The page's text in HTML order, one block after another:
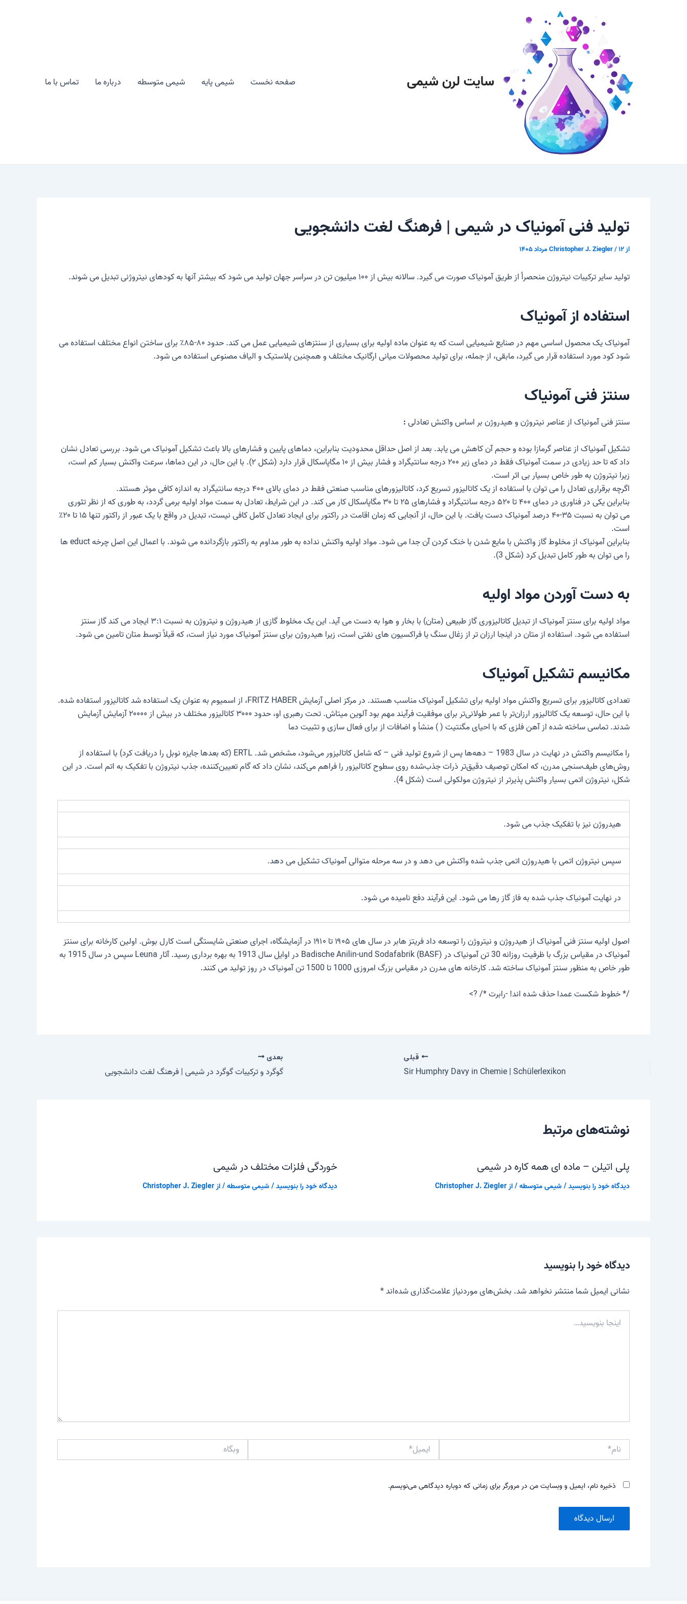
سایت لرن شیمی صفحه نخست شیمی پایه شیمی متوسطه درباره ما تماس با ما
تولید فنی آمونیاک در شیمی | فرهنگ لغت دانشجویی
از Christopher J. Ziegler/۱۲ مرداد ۱۴۰۵
تولید سایر ترکیبات نیتروژن منحصراً از طریق آمونیاک صورت می گیرد. سالانه بیش از ۱۰۰ میلیون تن در سراسر جهان تولید می شود که بیشتر آنها به کودهای نیتروژنی تبدیل می شوند.
استفاده از آمونیاک
آمونیاک
یک محصول اساسی مهم در صنایع شیمیایی است که به عنوان ماده اولیه برای بسیاری از سنتزهای شیمیایی عمل می کند. حدود ۸۰-۸۵٪ برای ساختن انواع مختلف استفاده می
شودکودمورد استفاده قرار می گیرد، مابقی، از جمله، برای تولید محصولات میانی ارگانیک مختلف و همچنین پلاستیک و الیاف مصنوعی استفاده می شود.
سنتز فنی آمونیاک
سنتز فنی آمونیاک از عناصر نیتروژن و هیدروژن بر اساسواکنش تعادلی:
تشکیل آمونیاک از عناصر گرمازا بوده و حجم آن کاهش می یابد. بعد از اصل حداقل محدودیتبنابراین، دماهای پایین و فشارهای بالا باعث تشکیل آمونیاک می شود. بررسی تعادل نشان
داد که تا حد زیادی در سمت آمونیاک فقط در دمای زیر ۲۰۰ درجه سانتیگراد و فشار بیش از ۱۰ مگاپاسکال قرار دارد (شکل ۲). با این حال، در این دماها، سرعت واکنش بسیار کم است،
زیرا نیتروژن به طور خاص بسیار بی اثر است.
اگرچه برقراری تعادل را می توان با استفاده از یک کاتالیزور تسریع کرد، کاتالیزورهای مناسب صنعتی فقط در دمای بالای ۴۰۰ درجه سانتیگراد به اندازه کافی موثر هستند.
بنابراین یکی در فناوری در دمای ۴۰۰ تا ۵۲۰ درجه سانتیگراد و فشارهای ۲۵ تا ۳۰ مگاپاسکال کار می کند. در این شرایط، تعادل به سمت مواد اولیه برمی گردد، به طوری که از نظر تئوری
می توان به نسبت ۳۵-۴۰ درصد آمونیاک دست یافت. با این حال، از آنجایی که زمان اقامت در راکتور برای ایجاد تعادل کامل کافی نیست، تبدیل در واقع با یک عبور از راکتور تنها ۱۵ تا ۲۰٪
است.
بنابراین آمونیاک از مخلوط گاز واکنش با مایع شدن با خنک کردن آن جدا می شود. مواد اولیه واکنش نداده به طور مداوم به راکتور بازگردانده می شوند. با اعمال ایناصل چرخه
educt ها
را می توان به طور کامل تبدیل کرد (شکل 3).
به دست آوردن مواد اولیه
مواد اولیه برای سنتز آمونیاک از تبدیل کاتالیزوری گاز طبیعی (متان) با بخار و هوا به دست می آید. این یک مخلوط گازی از هیدروژن و نیتروژن به نسبت ۳:۱ ایجاد می کند
گاز سنتز
استفاده می شود. استفاده از متان در اینجا ارزان تر از زغال سنگ یا فراکسیون های نفتی است، زیرا هیدروژن برای سنتز آمونیاک مورد نیاز است، که قبلاً توسط متان تامین می شود.
مکانیسم تشکیل آمونیاک
تعدادی کاتالیزور برای تسریع واکنش مواد اولیه برای تشکیل آمونیاک مناسب هستند. در مرکز اصلی آزمایش FRITZ HABER، از اسمیوم به عنوان یک استفاده شد کاتالیزور استفاده شده.
با این حال، توسعه یک کاتالیزور ارزان‌تر با عمر طولانی‌تر برای موفقیت فرآیند مهم بودآلوین میتاش
. تحت رهبری او، حدود ۳۰۰۰ کاتالیزور مختلف در بیش از ۲۰۰۰۰ آزمایش آزمایش
شدند. تماسی ساخته شده از آهن فلزی که با احیای مگنتیت () منشأ و اضافات از برای فعال سازی و تثبیت دما
رامکانیسم واکنش
در نهایت در سال 1983 – دهه‌ها پس از شروع تولید فنی – که شامل کاتالیزور می‌شود، مشخص شد. ERTL (که بعدها جایزه نوبل را دریافت کرد) با استفاده از
روش‌های طیف‌سنجی مدرن، که امکان توصیف دقیق‌تر ذرات جذب‌شده روی سطوح کاتالیزور را فراهم می‌کند، نشان داد که گام تعیین‌کننده، جذب نیتروژن با تفکیک به اتم است. در این
شکل، نیتروژن اتمی بسیار واکنش پذیرتر از نیتروژن مولکولی است (شکل 4).
هیدروژن نیز با تفکیک جذب می شود.
سپس نیتروژن اتمی با هیدروژن اتمی جذب شده واکنش می دهد و در سه مرحله متوالی آمونیاک تشکیل می دهد.
در نهایت آمونیاک جذب شده به فاز گاز رها می شود. این فرآیند دفع نامیده می شود.
اصول اولیه سنتز فنی آمونیاک از هیدروژن و نیتروژن را توسعه دادفریتز هابر در سال های ۱۹۰۵ تا ۱۹۱۰ در آزمایشگاه، اجرای صنعتی شایستگی است کارل بوش. اولین کارخانه برای سنتز
آمونیاک در مقیاس بزرگ با ظرفیت روزانه 30 تن آمونیاک در Badische Anilin-und Sodafabrik (BASF) در اوایل سال 1913 به بهره برداری رسید. آثار Leuna سپس در سال 1915 به
طور خاص به منظور سنتز آمونیاک ساخته شد. کارخانه های مدرن در مقیاس بزرگ امروزی 1000 تا 1500 تن آمونیاک در روز تولید می کنند.
/* خطوط شکست عمدا حذف شده اند! -رابرت */ ?>
قبلی
Sir Humphry Davy in Chemie | Schülerlexikon
بعدی
گوگرد و ترکیبات گوگرد در شیمی | فرهنگ لغت دانشجویی
نوشته‌های مرتبط
پلی اتیلن – ماده ای همه کاره در شیمی
دیدگاه‌ خود را بنویسید/شیمی متوسطه/ ازChristopher J. Ziegler
خوردگی فلزات مختلف در شیمی
دیدگاه‌ خود را بنویسید/شیمی متوسطه/ ازChristopher J. Ziegler
دیدگاه‌ خود را بنویسید
نشانی ایمیل شما منتشر نخواهد شد. بخش‌های موردنیاز علامت‌گذاری شده‌اند*
اینجا
بنویسید…
نام* ایمیل* وبگاه
ذخیره نام، ایمیل و وبسایت من در مرورگر برای زمانی که دوباره دیدگاهی می‌نویسم.